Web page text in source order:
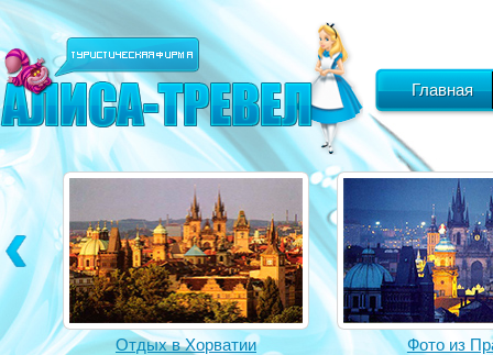
Главная
Отдых в Хорватии Фото из